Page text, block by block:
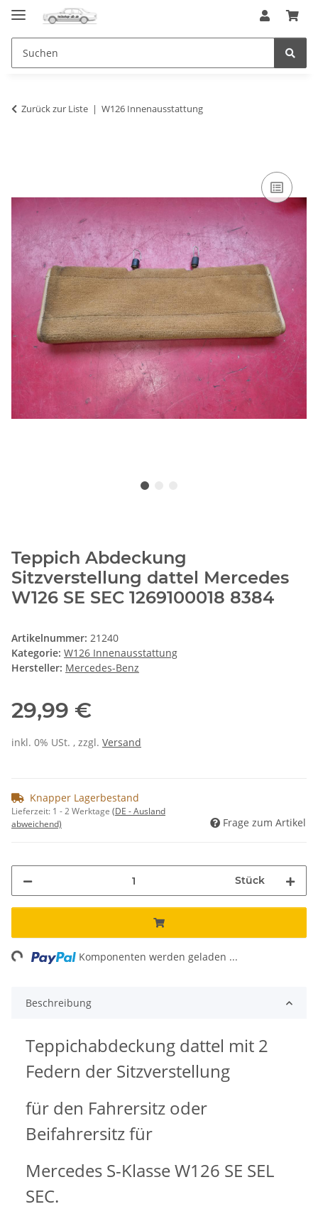
Zurück zur Liste W126 Innenausstattung
Teppich Abdeckung
Sitzverstellung dattel Mercedes
W126 SE SEC 1269100018 8384
Artikelnummer: 21240
Kategorie: W126 Innenausstattung
Hersteller: Mercedes-Benz
29,99 €
inkl. 0% USt. , zzgl. Versand
Knapper Lagerbestand
Lieferzeit: 1 - 2 Werktage (DE - Ausland
abweichend)
Frage zum Artikel
Stück
Komponenten werden geladen ...
Beschreibung
Teppichabdeckung dattel mit 2
Federn der Sitzverstellung
für den Fahrersitz oder
Beifahrersitz für
Mercedes S-Klasse W126 SE SEL
SEC.